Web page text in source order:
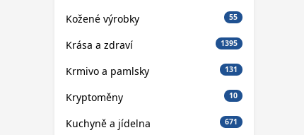
Kožené výrobky 55
Krása a zdraví 1395
Krmivo a pamlsky 131
Kryptoměny 10
Kuchyně a jídelna 671